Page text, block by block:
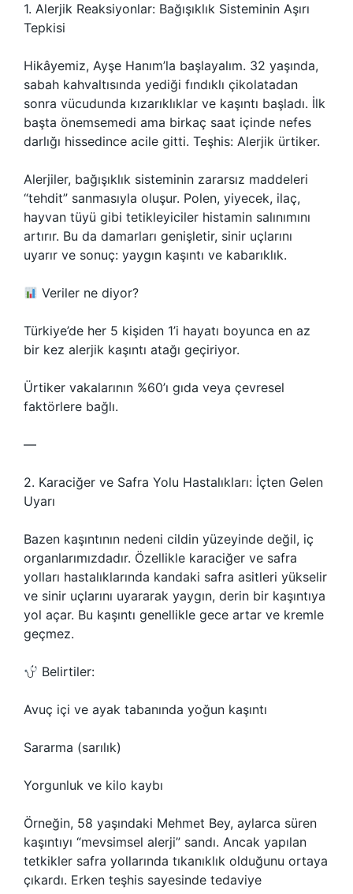
1. Alerjik Reaksiyonlar: Bağışıklık Sisteminin Aşırı
Tepkisi
Hikâyemiz, Ayşe Hanım’la başlayalım. 32 yaşında,
sabah kahvaltısında yediği fındıklı çikolatadan
sonra vücudunda kızarıklıklar ve kaşıntı başladı. İlk
başta önemsemedi ama birkaç saat içinde nefes
darlığı hissedince acile gitti. Teşhis: Alerjik ürtiker.
Alerjiler, bağışıklık sisteminin zararsız maddeleri
“tehdit” sanmasıyla oluşur. Polen, yiyecek, ilaç,
hayvan tüyü gibi tetikleyiciler histamin salınımını
artırır. Bu da damarları genişletir, sinir uçlarını
uyarır ve sonuç: yaygın kaşıntı ve kabarıklık.
Veriler ne diyor?
Türkiye’de her 5 kişiden 1’i hayatı boyunca en az
bir kez alerjik kaşıntı atağı geçiriyor.
Ürtiker vakalarının %60’ı gıda veya çevresel
faktörlere bağlı.
—
2. Karaciğer ve Safra Yolu Hastalıkları: İçten Gelen
Uyarı
Bazen kaşıntının nedeni cildin yüzeyinde değil, iç
organlarımızdadır. Özellikle karaciğer ve safra
yolları hastalıklarında kandaki safra asitleri yükselir
ve sinir uçlarını uyararak yaygın, derin bir kaşıntıya
yol açar. Bu kaşıntı genellikle gece artar ve kremle
geçmez.
Belirtiler:
Avuç içi ve ayak tabanında yoğun kaşıntı
Sararma (sarılık)
Yorgunluk ve kilo kaybı
Örneğin, 58 yaşındaki Mehmet Bey, aylarca süren
kaşıntıyı “mevsimsel alerji” sandı. Ancak yapılan
tetkikler safra yollarında tıkanıklık olduğunu ortaya
çıkardı. Erken teşhis sayesinde tedaviye